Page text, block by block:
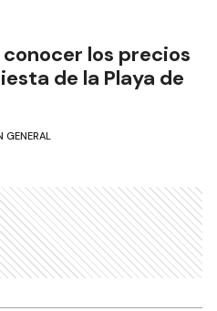
conocer los precios
de la Playa de